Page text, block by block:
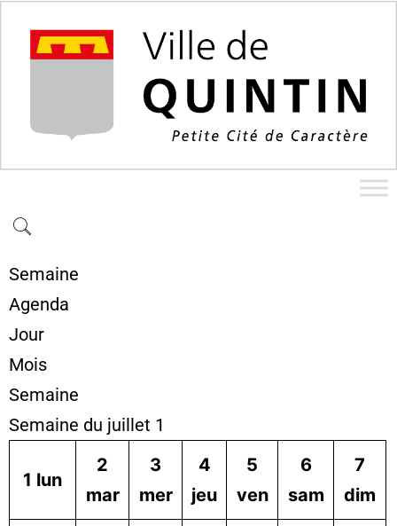
Semaine
Agenda
Jour
Mois
Semaine
Semaine du juillet 1
1 lun
2
mar
3
mer
4
jeu
5
ven
6
sam
7
dim